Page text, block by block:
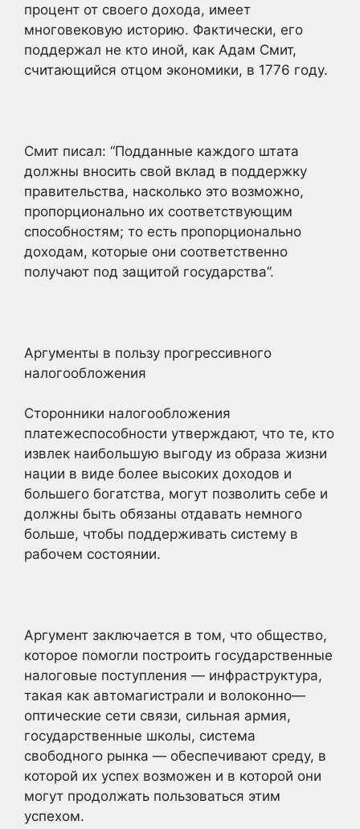
процент от своего дохода, имеет
многовековую историю. Фактически, его
поддержал не кто иной, как Адам Смит,
считающийся отцом экономики, в 1776 году.
Смит писал: “Подданные каждого штата
должны вносить свой вклад в поддержку
правительства, насколько это возможно,
пропорционально их соответствующим
способностям; то есть пропорционально
доходам, которые они соответственно
получают под защитой государства”.
Аргументы в пользу прогрессивного
налогообложения
Сторонники налогообложения
платежеспособности утверждают, что те, кто
извлек наибольшую выгоду из образа жизни
нации в виде более высоких доходов и
большего богатства, могут позволить себе и
должны быть обязаны отдавать немного
больше, чтобы поддерживать систему в
рабочем состоянии.
Аргумент заключается в том, что общество,
которое помогли построить государственные
налоговые поступления — инфраструктура,
такая как автомагистрали и волоконно—
оптические сети связи, сильная армия,
государственные школы, система
свободного рынка — обеспечивают среду, в
которой их успех возможен и в которой они
могут продолжать пользоваться этим
успехом.